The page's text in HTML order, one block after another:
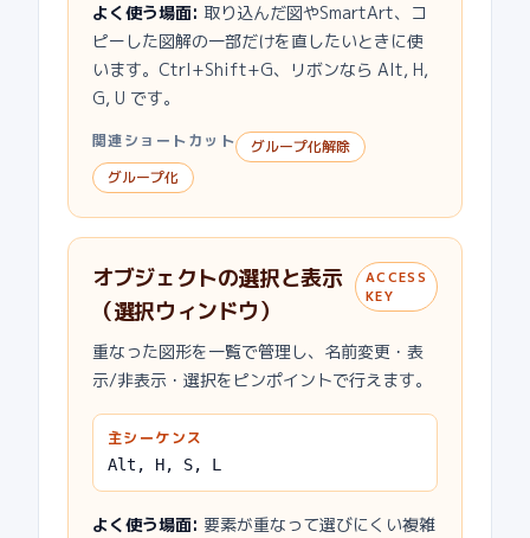
よく使う場面: 取り込んだ図やSmartArt、コ
ピーした図解の一部だけを直したいときに使
います。Ctrl+Shift+G、リボンなら Alt, H,
G, U です。
関連ショートカット
グループ化解除
グループ化
オブジェクトの選択と表示
（選択ウィンドウ）
ACCESS
KEY
重なった図形を一覧で管理し、名前変更・表
示/非表示・選択をピンポイントで行えます。
主シーケンス
Alt, H, S, L
よく使う場面: 要素が重なって選びにくい複雑